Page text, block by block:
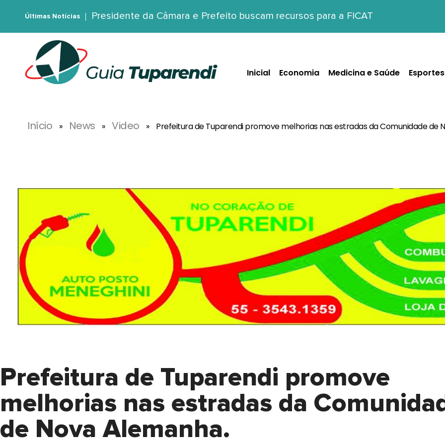
Últimas Notícias Presidente da Câmara e Prefeito buscam recursos para a FICAT
Inicial Economia Medicina e Saúde Esportes
Início » News » Video » Prefeitura de Tuparendi promove melhorias nas estradas da Comunidade de
Prefeitura de Tuparendi promove
melhorias nas estradas da
de Nova Alemanha.